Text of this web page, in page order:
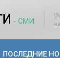
- СМИ
ПОСЛЕДНИЕ